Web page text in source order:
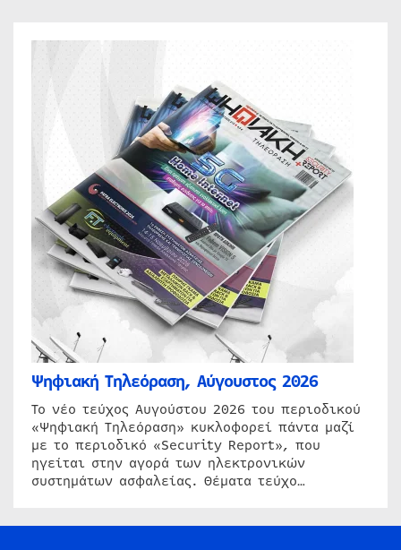
Ψηφιακή Τηλεόραση, Αύγουστος 2026
Το νέο τεύχος Αυγούστου 2026 του περιοδικού
«Ψηφιακή Τηλεόραση» κυκλοφορεί πάντα μαζί
με το περιοδικό «Security Report», που
ηγείται στην αγορά των ηλεκτρονικών
συστημάτων ασφαλείας. Θέματα τεύχο…